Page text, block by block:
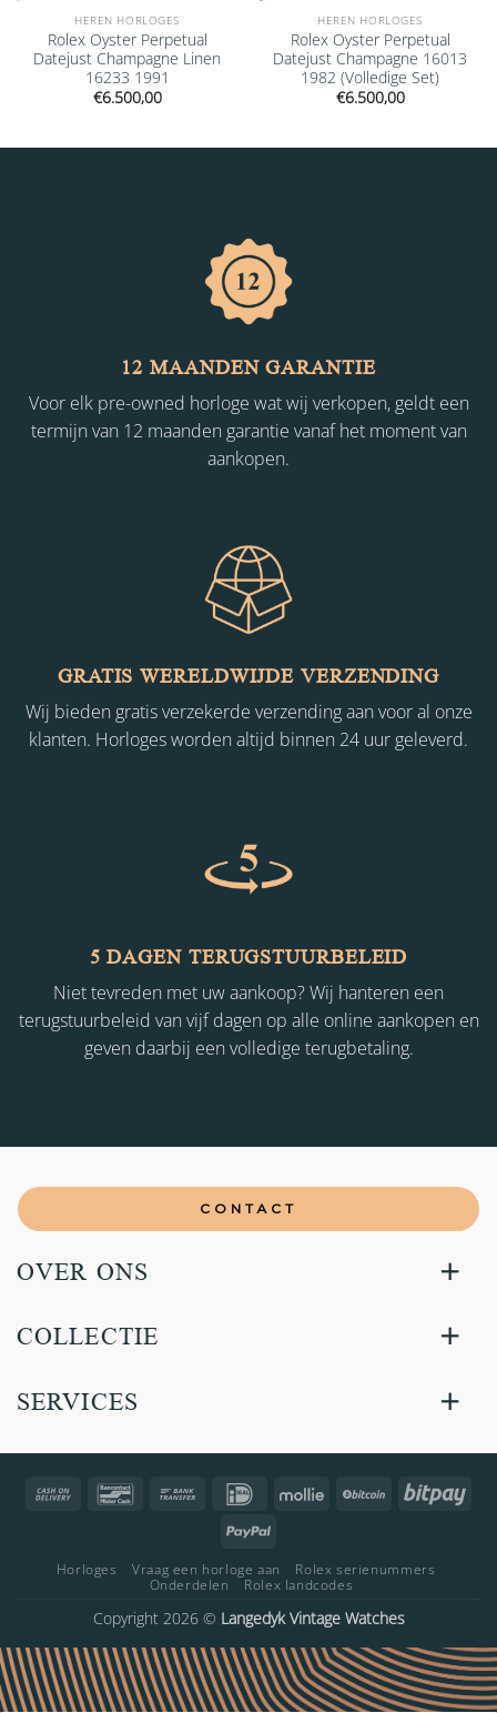
HEREN HORLOGES
Rolex Oyster Perpetual
Datejust Champagne Linen
16233 1991
€6.500,00
HEREN HORLOGES
Rolex Oyster Perpetual
Datejust Champagne 16013
1982 (Volledige Set)
€6.500,00
12 MAANDEN GARANTIE
Voor elk pre-owned horloge wat wij verkopen, geldt een
termijn van 12 maanden garantie vanaf het moment van
aankopen.
GRATIS WERELDWIJDE VERZENDING
Wij bieden gratis verzekerde verzending aan voor al onze
klanten. Horloges worden altijd binnen 24 uur geleverd.
5 DAGEN TERUGSTUURBELEID
Niet tevreden met uw aankoop? Wij hanteren een
terugstuurbeleid van vijf dagen op alle online aankopen en
geven daarbij een volledige terugbetaling.
CONTACT
OVER ONS
COLLECTIE
SERVICES
Cash
Bancontact Bank
IDeal Mollie BitCoin
PayPal
Horloges Vraag een horloge aan
Rolex serienummers
Onderdelen
Rolex landcodes
Copyright 2026 © Langedyk Vintage Watches